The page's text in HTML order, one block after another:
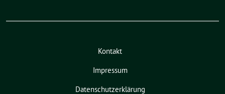
Kontakt
Impressum
Datenschutzerklärung